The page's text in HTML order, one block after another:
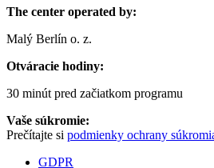
The center operated by:
Malý Berlín o. z.
Otváracie hodiny:
30 minút pred začiatkom programu
Vaše súkromie:
Prečítajte si podmienky ochrany
GDPR